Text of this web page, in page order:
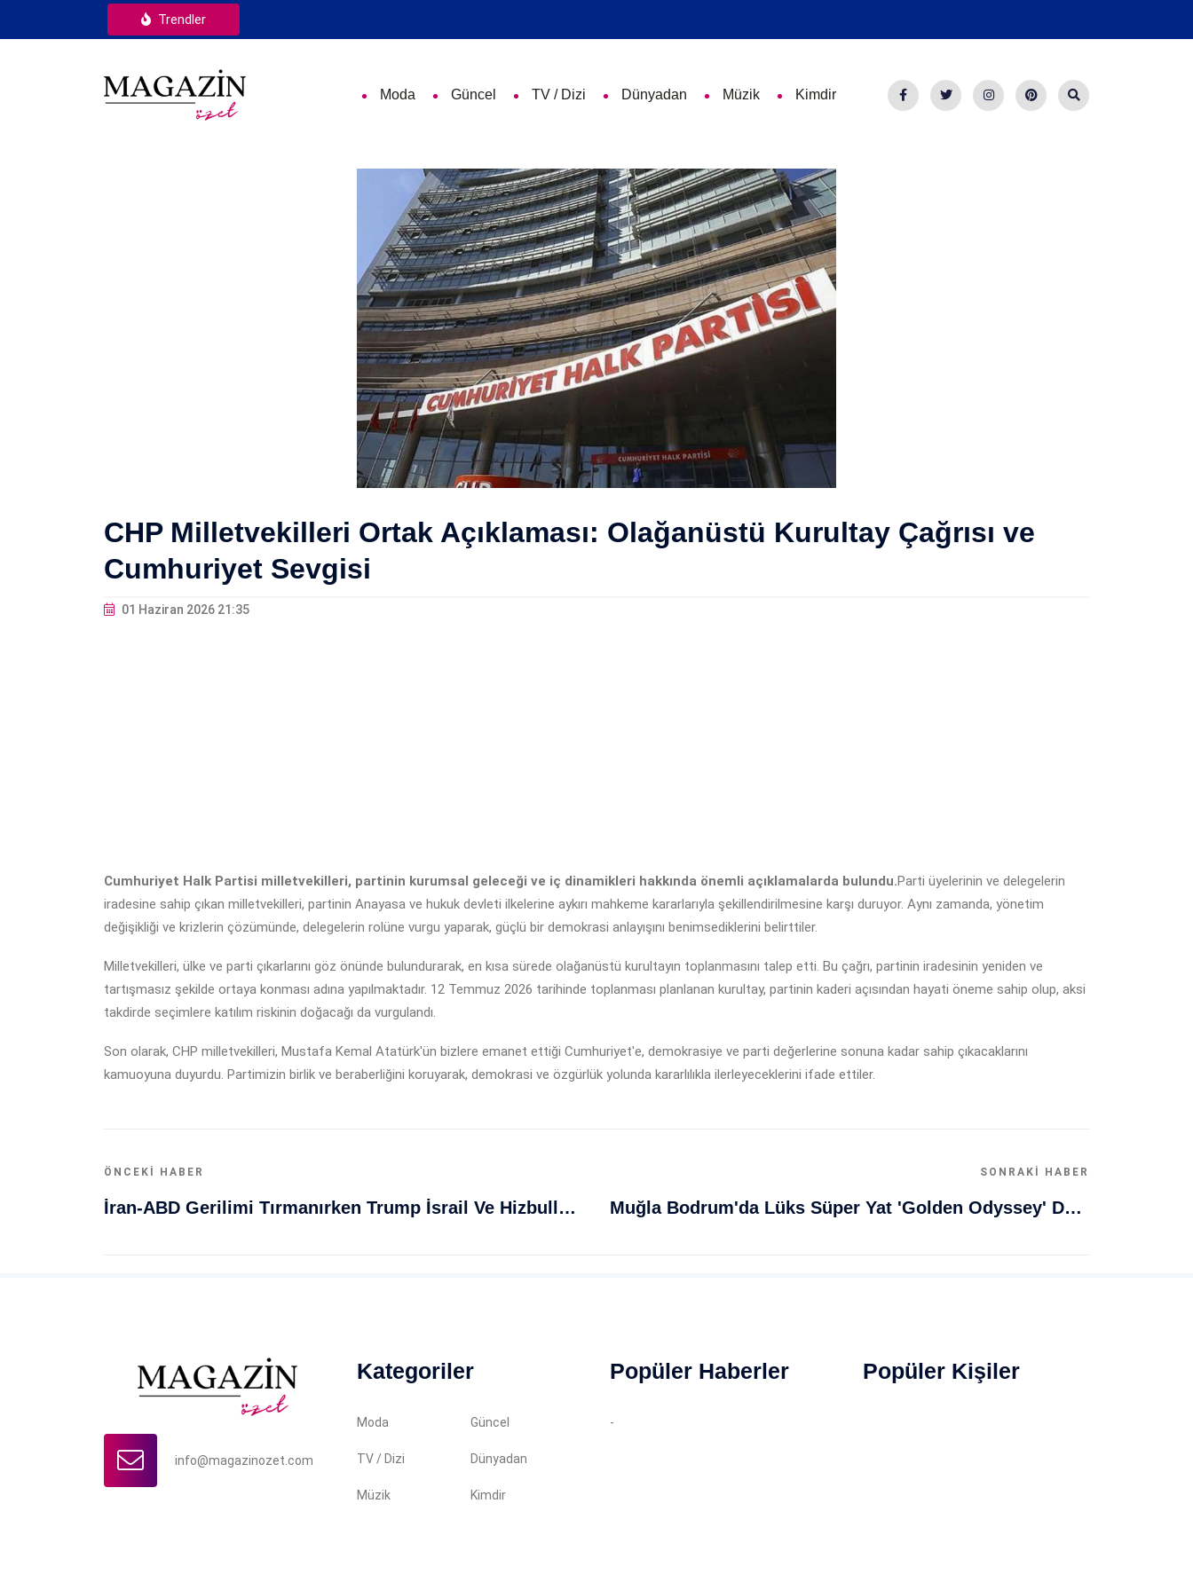
Trendler
Moda Güncel TV / Dizi Dünyadan Müzik Kimdir
CHP Milletvekilleri Ortak Açıklaması: Olağanüstü Kurultay Çağrısı ve
Cumhuriyet Sevgisi
01 Haziran 2026 21:35
Cumhuriyet Halk Partisi milletvekilleri, partinin kurumsal geleceği ve iç dinamikleri hakkında önemli açıklamalarda bulundu.Parti üyelerinin ve delegelerin
iradesine sahip çıkan milletvekilleri, partinin Anayasa ve hukuk devleti ilkelerine aykırı mahkeme kararlarıyla şekillendirilmesine karşı duruyor. Aynı zamanda, yönetim
değişikliği ve krizlerin çözümünde, delegelerin rolüne vurgu yaparak, güçlü bir demokrasi anlayışını benimsediklerini belirttiler.
Milletvekilleri, ülke ve parti çıkarlarını göz önünde bulundurarak, en kısa sürede olağanüstü kurultayın toplanmasını talep etti. Bu çağrı, partinin iradesinin yeniden ve
tartışmasız şekilde ortaya konması adına yapılmaktadır. 12 Temmuz 2026 tarihinde toplanması planlanan kurultay, partinin kaderi açısından hayati öneme sahip olup, aksi
takdirde seçimlere katılım riskinin doğacağı da vurgulandı.
Son olarak, CHP milletvekilleri, Mustafa Kemal Atatürk'ün bizlere emanet ettiği Cumhuriyet'e, demokrasiye ve parti değerlerine sonuna kadar sahip çıkacaklarını
kamuoyuna duyurdu. Partimizin birlik ve beraberliğini koruyarak, demokrasi ve özgürlük yolunda kararlılıkla ilerleyeceklerini ifade ettiler.
ÖNCEKI HABER
İran-ABD Gerilimi Tırmanırken Trump İsrail Ve Hizbullah Arasında Anlaşma Bildirdi
SONRAKI HABER
Muğla Bodrum'da Lüks Süper Yat 'Golden Odyssey' Demirledi
info@magazinozet.com
Kategoriler
Moda Güncel
TV / Dizi Dünyadan
Müzik Kimdir
Popüler Haberler
-
Popüler Kişiler